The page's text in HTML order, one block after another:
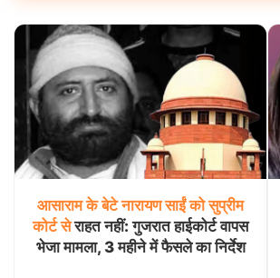
आसाराम के बेटे नारायण साईं को सुप्रीम
कोर्ट सेराहत नहीं: गुजरात हाईकोर्ट वापस
भेजा मामला, 3 महीने में फैसले का निर्देश